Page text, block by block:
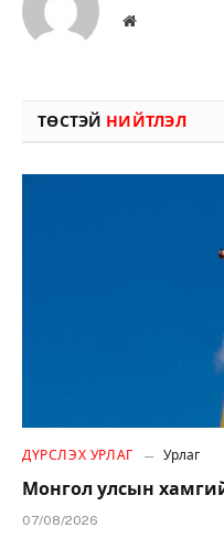
Вэбсайт
ТӨСТЭЙ НИЙТЛЭЛ
ДҮРСЛЭХ УРЛАГ Урлаг
Монгол улсын
07/08/2026